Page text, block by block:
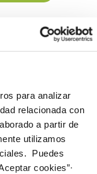
para analizar
relacionada con
a partir de
utilizamos
Puedes
cookies”·